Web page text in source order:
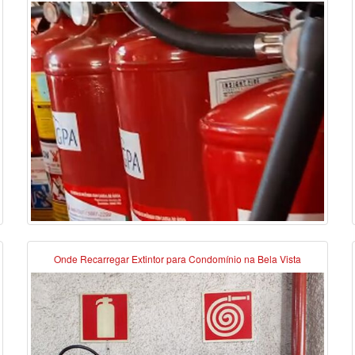
Onde Recarregar Extintor para Condomínio na Bela Vista